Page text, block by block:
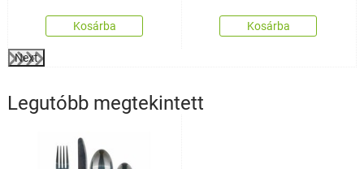
Kosárba Kosárba
Next
Legutóbb megtekintett